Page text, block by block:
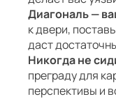
Диагональ —
к двери,
даст
Никогда не
преграду для
перспективы и